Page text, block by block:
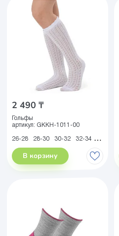
2 490 ₸
Гольфы
артикул: GKKH-1011-00
26-28 28-30 30-32 32-34 34-36
В корзину